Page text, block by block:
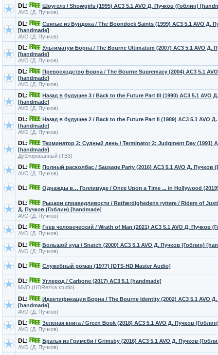
DL:
Шоугелз / Showgirls (1995) AC3 5.1 AVO Д. Пучков (Гоблин)
AVO (Д. Пучков)
DL:
Святые из Бундока / The Boondock Saints (1999) AC3 5.1 AVO Д.
[handmade]
AVO (Д. Пучков)
DL:
Ультиматум Борна / The Bourne Ultimatum (2007) AC3 5.1 AVO Д.
[handmade]
AVO (Д. Пучков)
DL:
Превосходство Борна / The Bourne Supremacy (2004) AC3 5.1
[handmade]
AVO (Д. Пучков)
DL:
Назад в будущее 3 / Back to the Future Part III (1990) AC3 5.1 AVO
[handmade]
AVO (Д. Пучков)
DL:
Назад в будущее 2 / Back to the Future Part II (1989) AC3 5.1 AVO
[handmade]
AVO (Д. Пучков)
DL:
Терминатор 2: Судный день / Terminator 2: Judgment Day (1991)
[handmade]
Дублированный (ТВ3)
DL:
Полный расколбас / Sausage Party (2016) AC3 5.1 AVO Д. Пучков
AVO (Д. Пучков)
DL: Однажды в… Голливуде / Once Upon a Time ... in Hollywood
DL:
Рыцари справедливости / Retfærdighedens ryttere / Riders of
Д. Пучков (Гоблин) [handmade]
AVO (Д. Пучков)
DL:
Гнев человеческий / Wrath of Man (2021) AC3 5.1 AVO Д. Пучков
AVO (Д. Пучков)
DL:
Большой куш / Snatch (2000) AC3 5.1 AVO Д. Пучков (Гоблин)
AVO (Д. Пучков)
DL: Служебный роман (1977) [DTS-HD Master Audio]
DL:
Углерод / Carbone (2017) AC3 5.1 [handmade]
MVO (HDRezka studio)
DL:
Идентификация Борна / The Bourne Identity (2002) AC3 5.1 AVO
[handmade]
AVO (Д. Пучков)
DL:
Зеленая книга / Green Book (2018) AC3 5.1 AVO Д. Пучков
AVO (Д. Пучков)
DL:
Братья из Гримсби / Grimsby (2016) AC3 5.1 AVO Д. Пучков
AVO (Д. Пучков)